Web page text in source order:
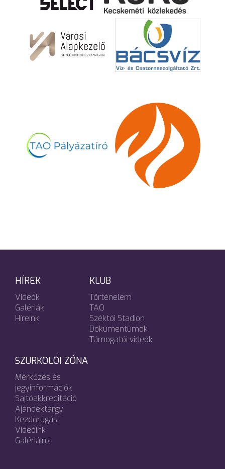
HÍREK
Videók
Galériák
Híreink
KLUB
Történelem
TAO
Széktói Stadion
Dokumentumok
Támogatói videók
SZURKOLÓI ZÓNA
Mérkőzés és
jegyinformációk
Sajtóakkreditáció
Ajándéktárgy
Kezdőrúgás
Videóink
Galériáink